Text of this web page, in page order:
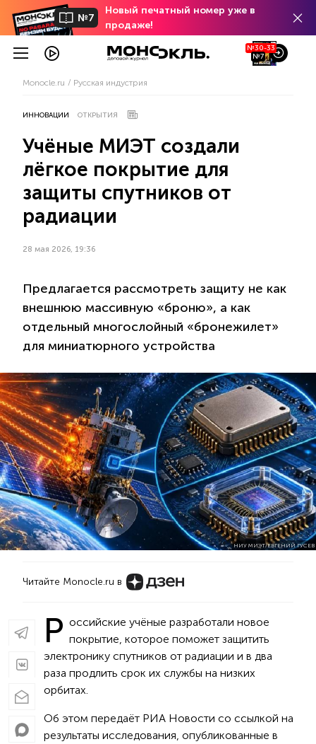
№7
Новый печатный номер уже в
продаже!
№30-33
№7
Monocle.ru Русская индустрия
ИННОВАЦИИ ОТКРЫТИЯ
Учёные МИЭТ создали
лёгкое покрытие для
защиты спутников от
радиации
28 мая 2026, 19:36
Предлагается рассмотреть защиту не как
внешнюю массивную «броню», а как
отдельный многослойный «бронежилет»
для миниатюрного устройства
НИУ МИЭТ/ЕВГЕНИЙ ГУСЕВ
Читайте Monocle.ru в
Р оссийские учёные разработали новое
покрытие, которое поможет защитить
электронику спутников от радиации и в два
раза продлить срок их службы на низких
орбитах.
Об этом передаёт РИА Новости со ссылкой на
результаты исследования, опубликованные в